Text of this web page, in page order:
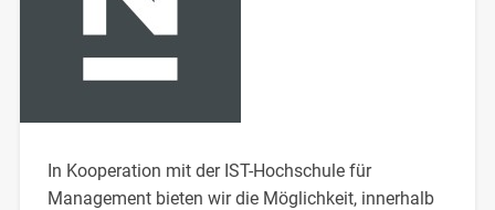
In Kooperation mit der IST-Hochschule für
Management bieten wir die Möglichkeit, innerhalb